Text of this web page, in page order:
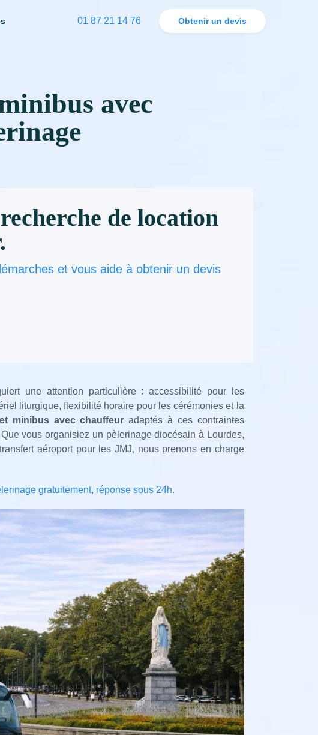
01 87 21 14 76 Obtenir un devis
avec
de location
et vous aide à obtenir un devis
une attention particulière : accessibilité pour les
liturgique, flexibilité horaire pour les cérémonies et la
minibus avec chauffeur adaptés à ces contraintes
vous organisiez un pèlerinage diocésain à Lourdes,
aéroport pour les JMJ, nous prenons en charge
gratuitement, réponse sous 24h.